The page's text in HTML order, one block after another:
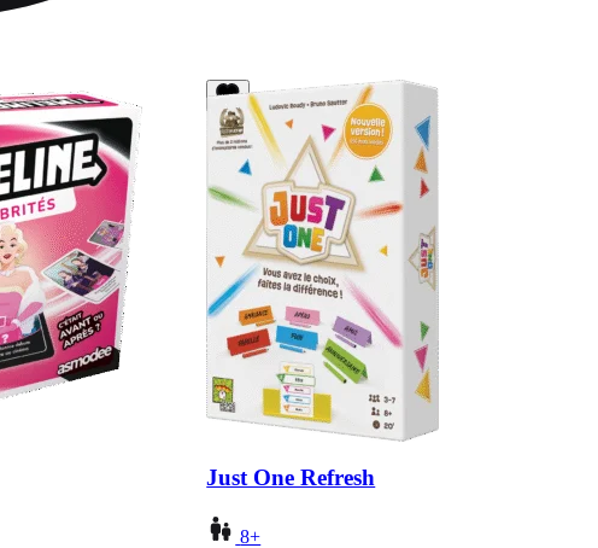
Just One Refresh
8+